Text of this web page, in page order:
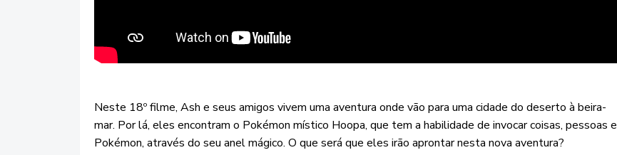
Neste 18º filme, Ash e seus amigos vivem uma aventura onde vão para uma cidade do deserto à beira-
mar. Por lá, eles encontram o Pokémon místico Hoopa, que tem a habilidade de invocar coisas, pessoas e
Pokémon, através do seu anel mágico. O que será que eles irão aprontar nesta nova aventura?